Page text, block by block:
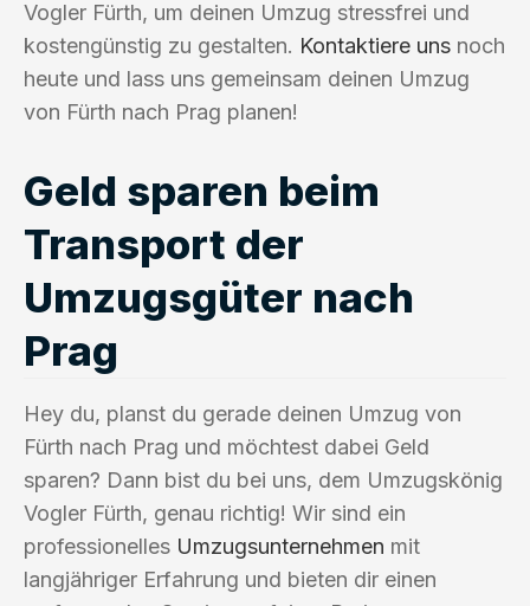
Vogler Fürth, um deinen Umzug stressfrei und
kostengünstig zu gestalten. Kontaktiere uns noch
heute und lass uns gemeinsam deinen Umzug
von Fürth nach Prag planen!
Geld sparen beim
Transport der
Umzugsgüter nach
Prag
Hey du, planst du gerade deinen Umzug von
Fürth nach Prag und möchtest dabei Geld
sparen? Dann bist du bei uns, dem Umzugskönig
Vogler Fürth, genau richtig! Wir sind ein
professionelles Umzugsunternehmen mit
langjähriger Erfahrung und bieten dir einen